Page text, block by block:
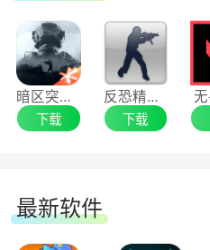
殊感染者展开战斗(在对
新的特殊感染者)。你也
通感染者，例如可怕的泥
化地改变沿途天气，还可
暗区突围：无限
下载
反恐精英CS1.6
下载
最新软件